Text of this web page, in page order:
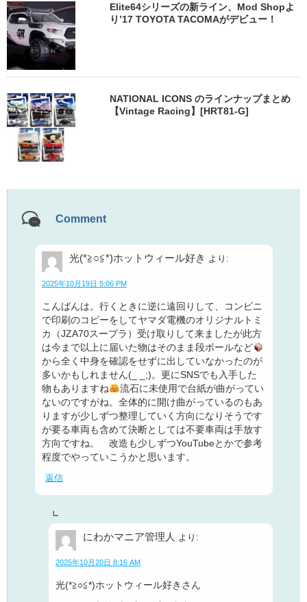
Elite64シリーズの新ライン、Mod Shopよ
り’17 TOYOTA TACOMAがデビュー！
NATIONAL ICONS のラインナップまとめ
【Vintage Racing】[HRT81-G]
Comment
光(*≧○≦*)ホットウィール好き より:
2025年10月19日 5:06 PM
こんばんは。行くときに逆に遠回りして、コンビニ
で印刷のコピーをしてヤマダ電機のオリジナルトミ
カ（JZA70スープラ）受け取りして来ましたが此方
は今まで以上に届いた物はそのまま段ボールなど
から全く中身を確認をせずに出していなかったのが
多いかもしれません(_ _;)。更にSNSでも入手した
物もありますね
流石に未使用で台紙が曲がってい
ないのですがね。全体的に開け曲がっているのもあ
りますが少しずつ整理していく方向になりそうです
が要る車両も含めて決断としては不要車両は手放す
方向ですね。 改造も少しずつYouTubeとかで参考
程度でやっていこうかと思います。
返信
にわかマニア管理人 より:
2025年10月20日 8:16 AM
光(*≧○≦*)ホットウィール好きさん